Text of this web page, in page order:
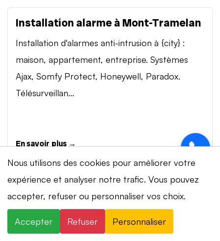
Installation alarme à Mont-Tramelan
Installation d'alarmes anti-intrusion à {city} :
maison, appartement, entreprise. Systèmes
Ajax, Somfy Protect, Honeywell, Paradox.
Télésurveillan...
En savoir plus →
Vidéosurveillance à Mont-Tramelan
Installation de systèmes de vidéosurveillance à
{city} : caméras IP 4K, visionnage smartphone,
Nous utilisons des cookies pour améliorer votre
expérience et analyser notre trafic. Vous pouvez
accepter, refuser ou personnaliser vos choix.
Accepter Refuser Personnaliser
⚡ Intervention en 20 min· 24h/24 · 7j/7 ·
Devis gratuit
+41 78 319 32 82
WhatsApp